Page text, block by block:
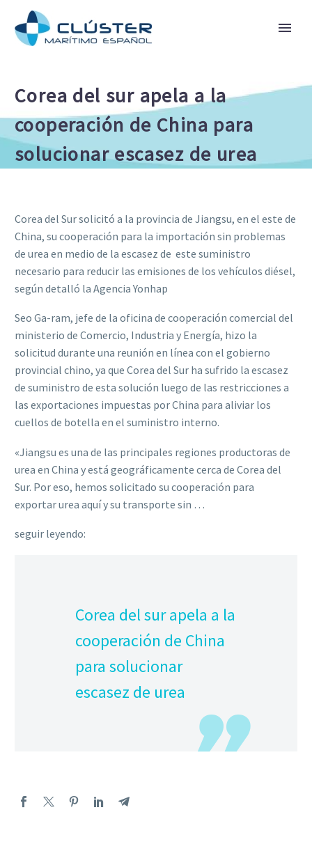
Corea del sur apela a la
cooperación de China para
solucionar escasez de urea
Corea del Sur solicitó a la provincia de Jiangsu, en el este de
China, su cooperación para la importación sin problemas
de urea en medio de la escasez de este suministro
necesario para reducir las emisiones de los vehículos diésel,
según detalló la Agencia Yonhap
Seo Ga-ram, jefe de la oficina de cooperación comercial del
ministerio de Comercio, Industria y Energía, hizo la
solicitud durante una reunión en línea con el gobierno
provincial chino, ya que Corea del Sur ha sufrido la escasez
de suministro de esta solución luego de las restricciones a
las exportaciones impuestas por China para aliviar los
cuellos de botella en el suministro interno.
«Jiangsu es una de las principales regiones productoras de
urea en China y está geográficamente cerca de Corea del
Sur. Por eso, hemos solicitado su cooperación para
exportar urea aquí y su transporte sin …
seguir leyendo:
Corea del sur apela a la
cooperación de China
para solucionar
escasez de urea